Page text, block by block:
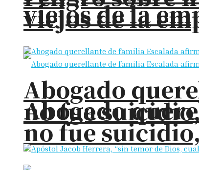
viejos de la
Abogado
no fue
viejos de la
Abogado
no fue